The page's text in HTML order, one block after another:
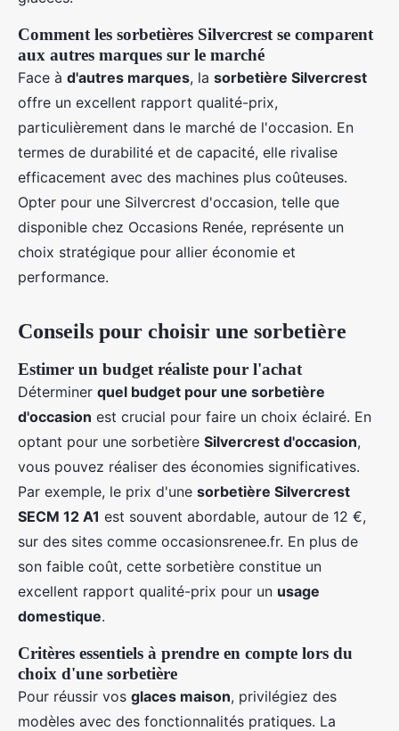
Comment les sorbetières Silvercrest se comparent
aux autres marques sur le marché
Face à d'autres marques, la sorbetière Silvercrest
offre un excellent rapport qualité-prix,
particulièrement dans le marché de l'occasion. En
termes de durabilité et de capacité, elle rivalise
efficacement avec des machines plus coûteuses.
Opter pour une Silvercrest d'occasion, telle que
disponible chez Occasions Renée, représente un
choix stratégique pour allier économie et
performance.
Conseils pour choisir une sorbetière
Estimer un budget réaliste pour l'achat
Déterminer quel budget pour une sorbetière
d'occasion est crucial pour faire un choix éclairé. En
optant pour une sorbetière Silvercrest d'occasion,
vous pouvez réaliser des économies significatives.
Par exemple, le prix d'une sorbetière Silvercrest
SECM 12 A1 est souvent abordable, autour de 12 €,
sur des sites comme occasionsrenee.fr. En plus de
son faible coût, cette sorbetière constitue un
excellent rapport qualité-prix pour un usage
domestique.
Critères essentiels à prendre en compte lors du
choix d'une sorbetière
Pour réussir vos glaces maison, privilégiez des
modèles avec des fonctionnalités pratiques. La